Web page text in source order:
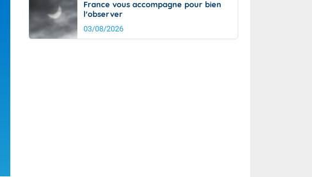
France vous accompagne pour bien
l'observer
03/08/2026